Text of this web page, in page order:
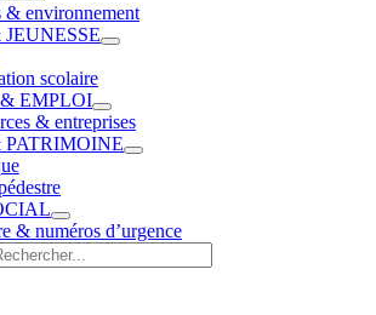
& environnement
scolaire
EMPLOI
& entreprises
& numéros d’urgence